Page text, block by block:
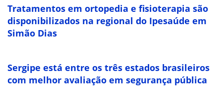
Tratamentos em ortopedia e fisioterapia são
disponibilizados na regional do Ipesaúde em
Simão Dias
Sergipe está entre os três estados brasileiros
com melhor avaliação em segurança pública